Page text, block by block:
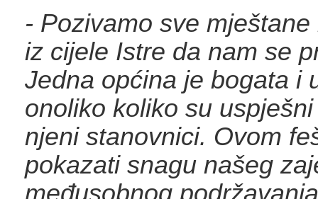
- Pozivamo sve
iz cijele Istre da nam se
Jedna općina je bogata i
onoliko koliko su
njeni stanovnici. Ovom
pokazati snagu našeg